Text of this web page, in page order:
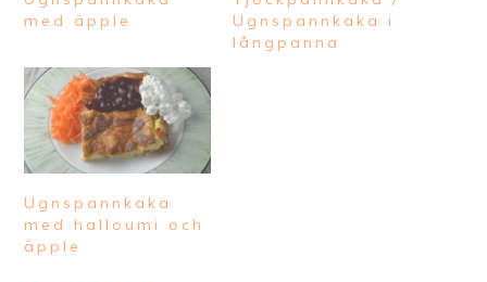
med äpple
Ugnspannkaka i
långpanna
Ugnspannkaka
med halloumi och
äpple